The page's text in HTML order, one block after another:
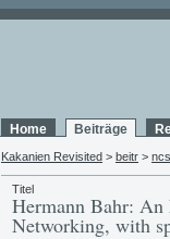
Home Beiträge
Kakanien Revisited > beitr > ncs
Titel
Hermann Bahr:
Networking, with